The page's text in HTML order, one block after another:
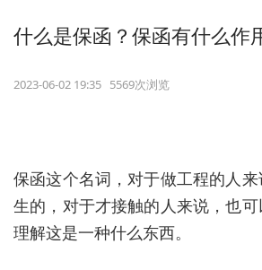
什么是保函？保函有什么作
2023-06-02 19:35 5569次浏览
保函这个名词，对于做工程的人
生的，对于才接触的人来说，也
理解这是一种什么东西。